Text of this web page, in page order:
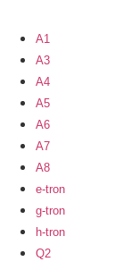
A1
A3
A4
A5
A6
A7
A8
e-tron
g-tron
h-tron
Q2